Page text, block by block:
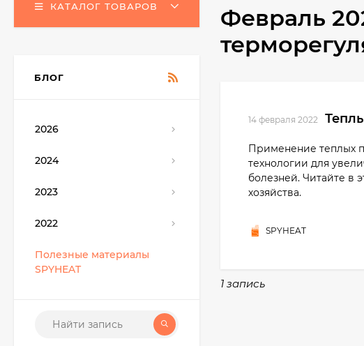
Февраль
14 февраля 2022
Применение теплых
технологии для
болезней. Читайте в
хозяйства.
SPYHEAT
1 запись
КАТАЛОГ ТОВАРОВ
БЛОГ
2026
2024
2023
2022
Полезные материалы
SPYHEAT